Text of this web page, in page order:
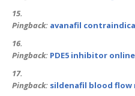
Pingback: avanafil
Pingback: PDE5 inhibitor
Pingback: sildenafil blood flow